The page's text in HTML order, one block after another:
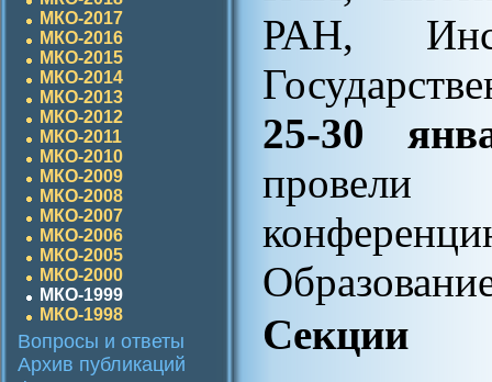
МКО-2017
МКО-2016
МКО-2015
МКО-2014
МКО-2013
МКО-2012
МКО-2011
МКО-2010
МКО-2009
МКО-2008
МКО-2007
МКО-2006
МКО-2005
МКО-2000
МКО-1999
МКО-1998
Вопросы и ответы
Архив публикаций
РАН,
25-30
Секции